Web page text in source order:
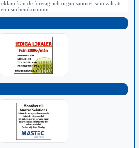
från de företag och organisationer som valt att
i sin hemkommun.